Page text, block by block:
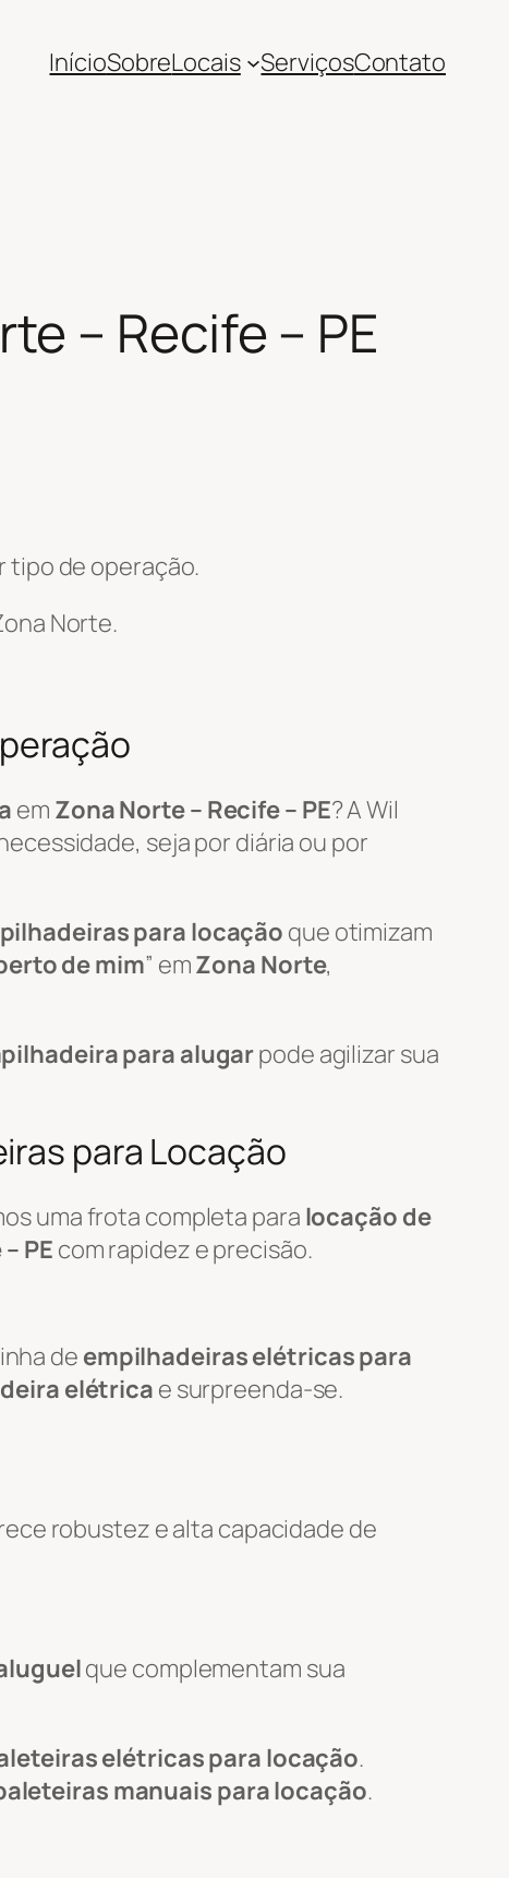
InícioSobreLocais ServiçosContato
– Recife – PE
tipo de operação.
Norte.
em Zona Norte – Recife – PE? A Wil
seja por diária ou por
para locação que otimizam
de mim” emZona Norte,
para alugarpode agilizar sua
para Locação
uma frota completa para locação de
PEcom rapidez e precisão.
de empilhadeiras elétricas para
elétricae surpreenda-se.
robustez e alta capacidade de
que complementam sua
elétricas para locação.
manuais para locação.